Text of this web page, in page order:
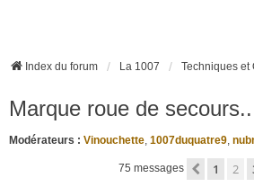
Index du forum La 1007
Marque roue de
Modérateurs : Vinouchette, 1007duquatre9,
75 messages 1 2